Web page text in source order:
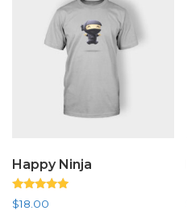
Happy Ninja
Valorado
con
$18.00